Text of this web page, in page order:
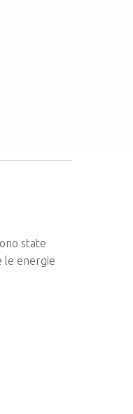
state
le energie